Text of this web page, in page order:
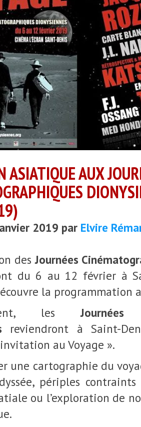
ASIATIQUE AUX
2019 par Elvire
desJournées
du 6 au 12 février à
la programmation
lesJournées
reviendront à Saint-
au Voyage ».
une cartographie du
périples
ou l’exploration de